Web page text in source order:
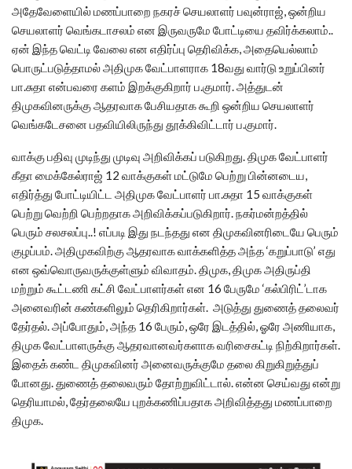
அதேவேளையில் மணப்பாறை நகரச் செயலாளர் பவுன்ராஜ், ஒன்றிய
செயலாளர் வெங்கடாசலம் என இருவருமே போட்டியை தவிர்க்கலாம்..
ஏன் இந்த வெட்டி வேலை என எதிர்ப்பு தெரிவிக்க, அதையெல்லாம்
பொருட்படுத்தாமல் அதிமுக வேட்பாளராக 18வது வார்டு உறுப்பினர்
பா.சுதா என்பவரை களம் இறக்குகிறார் ப.குமார். அத்துடன்
திமுகவினருக்கு ஆதரவாக பேசியதாக கூறி ஒன்றிய செயலாளர்
வெங்கடேசனை பதவியிலிருந்து தூக்கிவிட்டார் ப.குமார்.
வாக்கு பதிவு முடிந்து முடிவு அறிவிக்கப் படுகிறது. திமுக வேட்பாளர்
கீதா மைக்கேல்ராஜ் 12 வாக்குகள் மட்டுமே பெற்று பின்னடைய,
எதிர்த்து போட்டியிட்ட அதிமுக வேட்பாளர் பா.சுதா 15 வாக்குகள்
பெற்று வெற்றி பெற்றதாக அறிவிக்கப்படுகிறார். நகர்மன்றத்தில்
பெரும் சலசலப்பு..! எப்படி இது நடந்தது என திமுகவினரிடையே பெரும்
குழப்பம். அதிமுகவிற்கு ஆதரவாக வாக்களித்த அந்த ‘கறுப்பாடு’ எது
என ஒவ்வொருவருக்குள்ளும் விவாதம். திமுக, திமுக அதிருப்தி
மற்றும் கூட்டணி கட்சி வேட்பாளர்கள் என 16 பேருமே ‘கல்பிரிட்’டாக
அனைவரின் கண்களிலும் தெரிகிறார்கள். அடுத்து துணைத் தலைவர்
தேர்தல். அப்போதும், அந்த 16 பேரும், ஒரே இடத்தில், ஓரே அணியாக,
திமுக வேட்பாளருக்கு ஆதரவானவர்களாக வரிசைகட்டி நிற்கிறார்கள்.
இதைக் கண்ட திமுகவினர் அனைவருக்குமே தலை கிறுகிறுத்துப்
போனது. துணைத் தலைவரும் தோற்றுவிட்டால். என்ன செய்வது என்று
தெரியாமல், தேர்தலையே புறக்கணிப்பதாக அறிவித்தது மணப்பாறை
திமுக.